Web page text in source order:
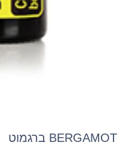
BERGAMOT ברגמוט